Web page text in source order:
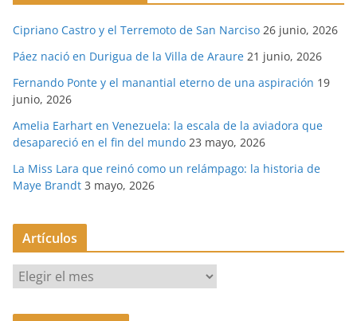
Cipriano Castro y el Terremoto de San Narciso 26 junio, 2026
Páez nació en Durigua de la Villa de Araure 21 junio, 2026
Fernando Ponte y el manantial eterno de una aspiración 19
junio, 2026
Amelia Earhart en Venezuela: la escala de la aviadora que
desapareció en el fin del mundo 23 mayo, 2026
La Miss Lara que reinó como un relámpago: la historia de
Maye Brandt 3 mayo, 2026
Artículos
r
t